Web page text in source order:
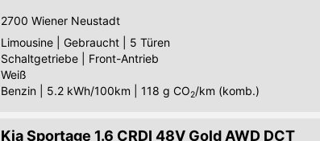
2700 Wiener Neustadt
Limousine
Gebraucht
5 Türen
Schaltgetriebe
Front-Antrieb
Weiß
Benzin
5.2 kWh/100km 118 g CO2/km (komb.)
Kia Sportage 1.6 CRDI 48V Gold AWD DCT